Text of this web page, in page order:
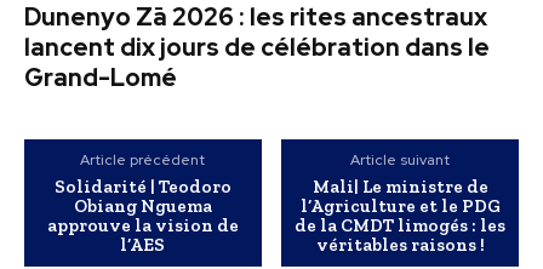
Dunenyo Zā 2026 : les rites ancestraux
lancent dix jours de célébration dans le
Grand-Lomé
Article précédent
Solidarité | Teodoro
Obiang Nguema
approuve la vision de
l’AES
Article suivant
Mali| Le ministre de
l’Agriculture et le PDG
de la CMDT limogés : les
véritables raisons !